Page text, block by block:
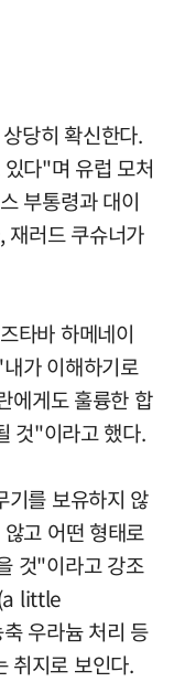
당히 확신한다.
다"며 유럽 모처
부통령과 대이
재러드 쿠슈너가
타바 하메네이
가 이해하기로
에게도 훌륭한 합
것"이라고 했다.
기를 보유하지 않
고 어떤 형태로
것"이라고 강조
little
우라늄 처리 등
취지로 보인다.